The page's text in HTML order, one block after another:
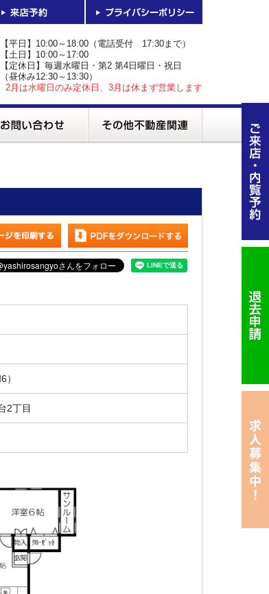
【平日】10:00～18:00（電話受付 17:30まで）
【土日】10:00～17:00
【定休日】毎週水曜日・第2 第4日曜日・祝日
（昼休み12:30～13:30）
2月は水曜日のみ定休日、3月は休まず営業します
）
2丁目